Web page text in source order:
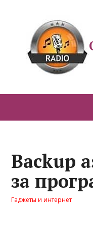
Backup
за
Гаджеты и интернет